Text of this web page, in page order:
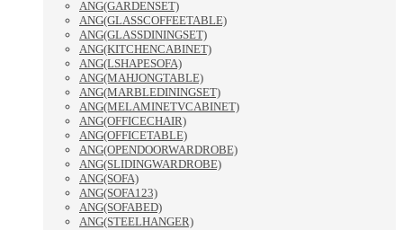
ANG(GARDENSET)
ANG(GLASSCOFFEETABLE)
ANG(GLASSDININGSET)
ANG(KITCHENCABINET)
ANG(LSHAPESOFA)
ANG(MAHJONGTABLE)
ANG(MARBLEDININGSET)
ANG(MELAMINETVCABINET)
ANG(OFFICECHAIR)
ANG(OFFICETABLE)
ANG(OPENDOORWARDROBE)
ANG(SLIDINGWARDROBE)
ANG(SOFA)
ANG(SOFA123)
ANG(SOFABED)
ANG(STEELHANGER)